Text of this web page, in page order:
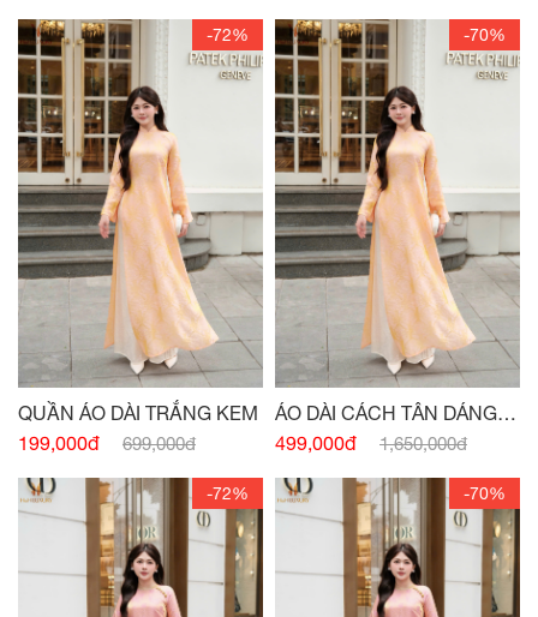
-72%
QUẦN ÁO DÀI TRẮNG KEM
199,000đ
699,000đ
-70%
ÁO DÀI CÁCH TÂN DÁNG
XUÔNG CỔ 3 PHÂN CAM
499,000đ 1,650,000đ
-72% -70%